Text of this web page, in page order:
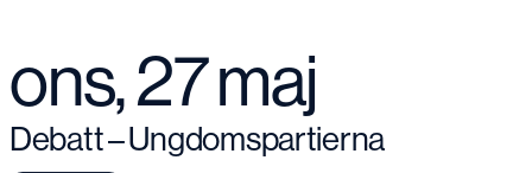
ons, 27 maj
Debatt – Ungdomspartierna